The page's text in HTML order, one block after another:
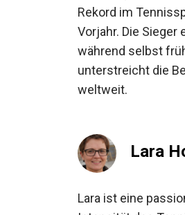
Die US Open 2025
neuen Rekord im
dem Vorjahr. Die